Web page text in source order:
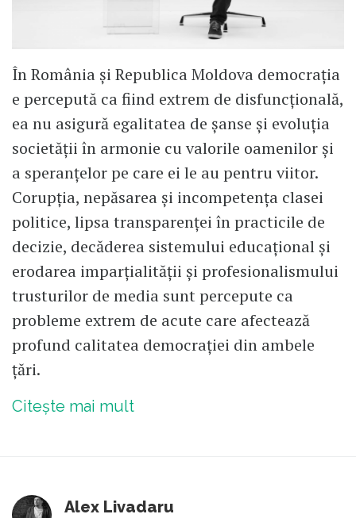
În România și Republica Moldova democrația
e percepută ca fiind extrem de disfuncțională,
ea nu asigură egalitatea de șanse și evoluția
societății în armonie cu valorile oamenilor și
a speranțelor pe care ei le au pentru viitor.
Corupția, nepăsarea și incompetența clasei
politice, lipsa transparenței în practicile de
decizie, decăderea sistemului educațional și
erodarea imparțialității și profesionalismului
trusturilor de media sunt percepute ca
probleme extrem de acute care afectează
profund calitatea democrației din ambele
țări.
Citește mai mult
Alex Livadaru